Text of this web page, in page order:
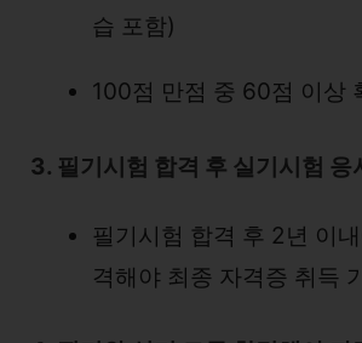
습 포함)
100점 만점 중 60점 이상
3. 필기시험 합격 후 실기시험 응
필기시험 합격 후 2년 이
격해야 최종 자격증 취득